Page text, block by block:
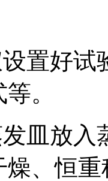
置好试
。
皿放入
燥、恒